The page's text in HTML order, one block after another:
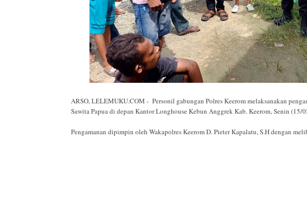
ARSO, LELEMUKU.COM - Personil gabungan Polres Keerom melaksanakan
Sawita Papua di depan Kantor Longhouse Kebun Anggrek Kab. Keerom, Senin (15/
Pengamanan dipimpin oleh Wakapolres Keerom D. Pieter Kapalatu, S.H dengan